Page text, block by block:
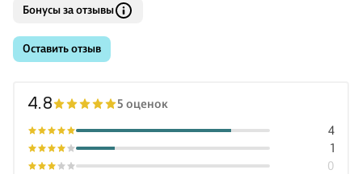
Бонусы за отзывы
Оставить отзыв
4.8 5 оценок
0
1
4